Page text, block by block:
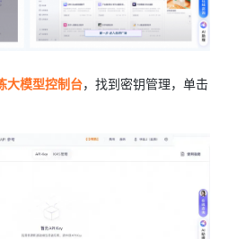
大模型控制台，找到密钥管理，单击